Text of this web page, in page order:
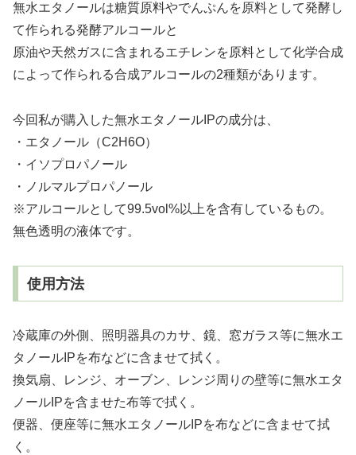
無水エタノールは糖質原料やでんぷんを原料として発酵し
て作られる発酵アルコールと
原油や天然ガスに含まれるエチレンを原料として化学合成
によって作られる合成アルコールの2種類があります。
今回私が購入した無水エタノールIPの成分は、
・エタノール（C2H6O）
・イソプロパノール
・ノルマルプロパノール
※アルコールとして99.5vol%以上を含有しているもの。
無色透明の液体です。
使用方法
冷蔵庫の外側、照明器具のカサ、鏡、窓ガラス等に無水エ
タノールIPを布などに含ませて拭く。
換気扇、レンジ、オーブン、レンジ周りの壁等に無水エタ
ノールIPを含ませた布等で拭く。
便器、便座等に無水エタノールIPを布などに含ませて拭
く。